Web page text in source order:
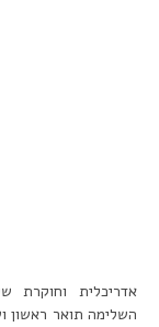
אדריכלית וחוקרת
השלימה תואר ראשון